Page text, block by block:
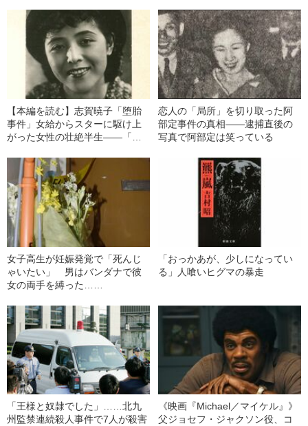
【本編を読む】志賀暁子「堕胎
事件」女給からスターに駆け上
がった女性の壮絶半生――「堕
恋人の「局所」を切り取った阿
部定事件の真相――逮捕直後の
写真で阿部定は笑っている
女子高生が妊娠発覚で「死んじ
ゃいたい」 男はバンダナで彼
女の両手を縛った……
「おっかあが、少しになってい
る」人喰いヒグマの暴走
「王様と奴隷でした」……北九
州監禁連続殺人事件で7人が殺害
《映画『Michael／マイケル』》
父ジョセフ・ジャクソン役、コ